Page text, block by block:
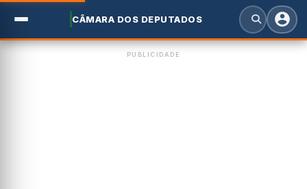
CÂMARA DOS DEPUTADOS
PUBLICIDADE